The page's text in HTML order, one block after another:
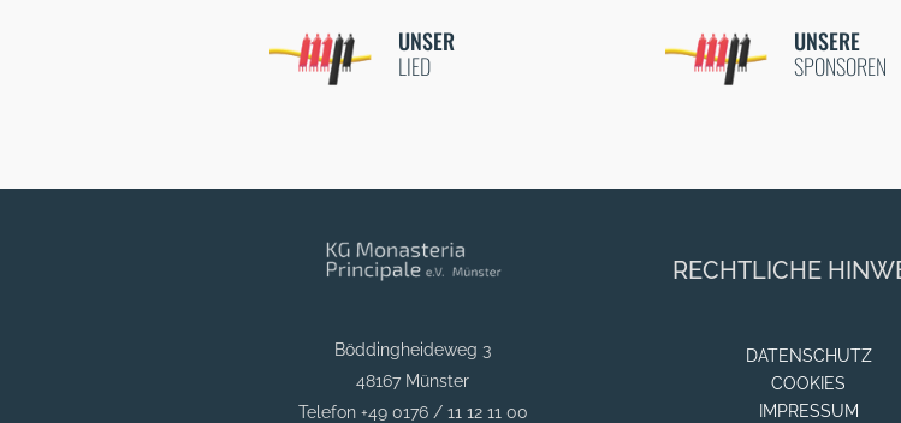
UNSER
LIED
UNSERE
SPONSOREN
Böddingheideweg 3
48167 Münster
Telefon +49 0176 / 11 12 11 00
RECHTLICHE
DATENSCHUTZ
COOKIES
IMPRESSUM